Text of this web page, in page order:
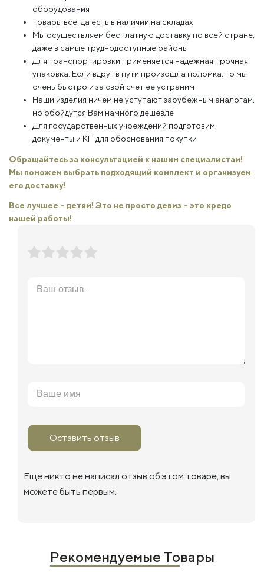
оборудования
Товары всегда есть в наличии на складах
Мы осуществляем бесплатную доставку по всей стране,
даже в самые труднодоступные районы
Для транспортировки применяется надежная прочная
упаковка. Если вдруг в пути произошла поломка, то мы
очень быстро и за свой счет ее устраним
Наши изделия ничем не уступают зарубежным аналогам,
но обойдутся Вам намного дешевле
Для государственных учреждений подготовим
документы и КП для обоснования покупки
Обращайтесь за консультацией к нашим специалистам!
Мы поможем выбрать подходящий комплект и организуем
его доставку!
Все лучшее – детям! Это не просто девиз – это кредо
нашей работы!
Оставить отзыв
Еще никто не написал отзыв об этом товаре, вы
можете быть первым.
Рекомендуемые Товары